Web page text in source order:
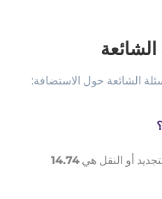
الشائعة
الشائعة حول الاستضافة:
أو النقل هي14.74